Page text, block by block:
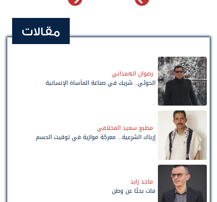
مقالات
رضوان الهمداني
الحوثي.. شريك في صناعة المأساة الإنسانية
مطيع سعيد المخلافي
إرباك الشرعية... معركة موازية في توقيت الحسم
ماجد زايد
مات بحثًا عن وطن